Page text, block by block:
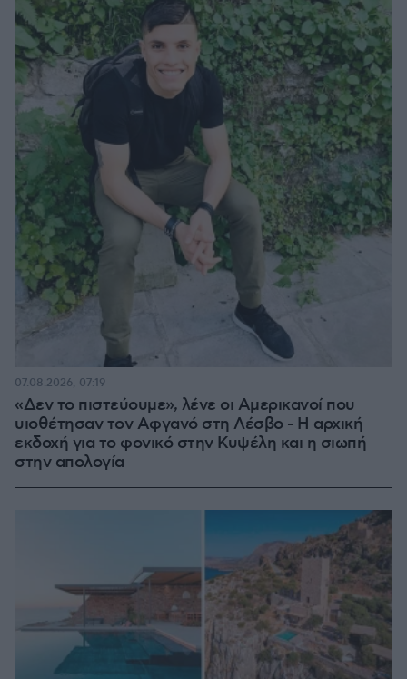
«Δεν το πιστεύουμε», λένε οι Αμερικανοί που
υιοθέτησαν τον Αφγανό στη Λέσβο - Η αρχική
εκδοχή για το φονικό στην Κυψέλη και η σιωπή
στην απολογία
07.08.2026, 07:19